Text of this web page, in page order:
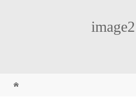
image2